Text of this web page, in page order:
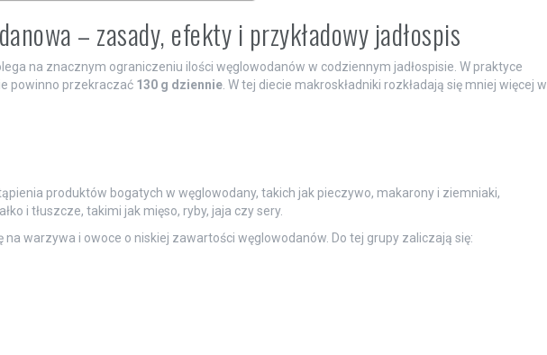
– zasady, efekty i przykładowy jadłospis
na znacznym ograniczeniu ilości węglowodanów w codziennym jadłospisie. W praktyce
powinno przekraczać 130 g dziennie. W tej diecie makroskładniki rozkładają się mniej więcej w
produktów bogatych w węglowodany, takich jak pieczywo, makarony i ziemniaki,
i tłuszcze, takimi jak mięso, ryby, jaja czy sery.
warzywa i owoce o niskiej zawartości węglowodanów. Do tej grupy zaliczają się: